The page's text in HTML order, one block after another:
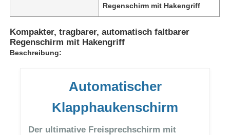
Startseite
Regenschirm mit Hakengriff
Kompakter, tragbarer, automatisch faltbarer
Regenschirm mit Hakengriff
Beschreibung:
Automatischer
Klapphaukenschirm
Der ultimative Freisprechschirm mit